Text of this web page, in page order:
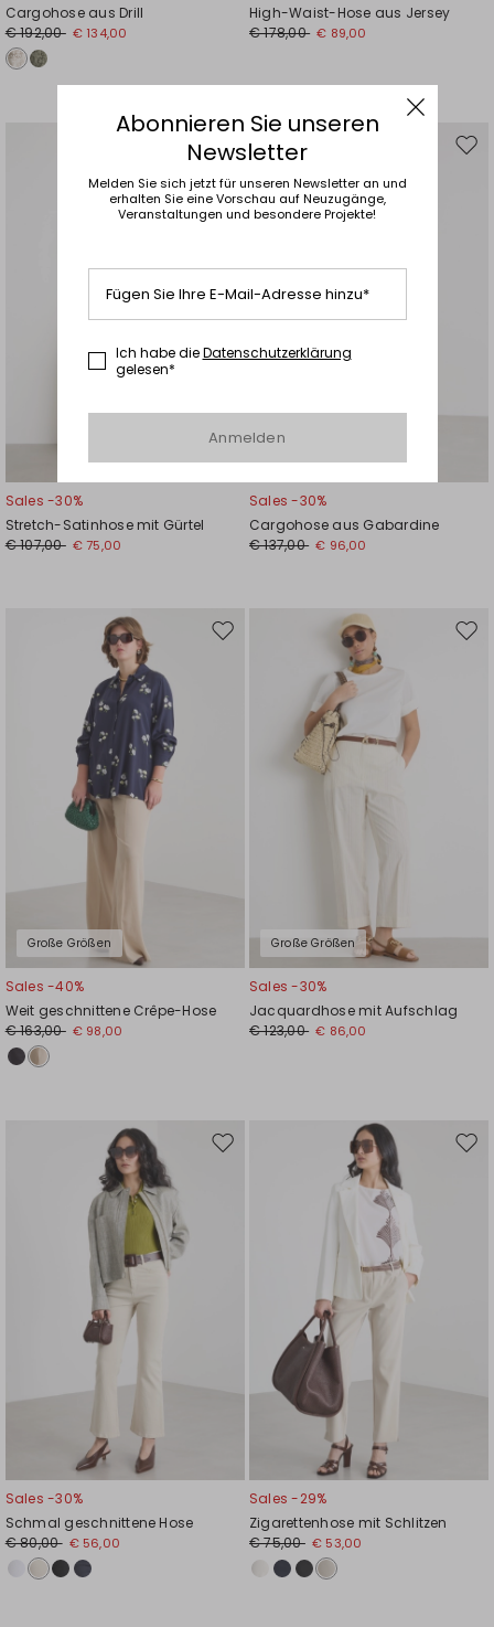
Cargohose aus Drill
€ 192,00 € 134,00
High-Waist-Hose aus Jersey
€ 178,00 € 89,00
Auf
Wunschliste
Sales -30%
Stretch-Satinhose mit Gürtel
€ 107,00 € 75,00
Auf
Sales -30%
Cargohose aus Gabardine
€ 137,00 € 96,00
Große Größen
Auf
Sales -40%
Weit geschnittene Crêpe-Hose
€ 163,00 € 98,00
Große Größen
Auf
Sales -30%
Jacquardhose mit Aufschlag
€ 123,00 € 86,00
Auf
Sales -30%
Schmal geschnittene Hose
€ 80,00 € 56,00
Auf
Sales -29%
Zigarettenhose mit Schlitzen
€ 75,00 € 53,00
Abonnieren Sie unseren
Newsletter
Melden Sie sich jetzt für unseren Newsletter an und
erhalten Sie eine Vorschau auf Neuzugänge,
Veranstaltungen und besondere Projekte!
Fügen Sie Ihre E-Mail-Adresse hinzu*
Ich habe dieDatenschutzerklärung
gelesen*
Anmelden